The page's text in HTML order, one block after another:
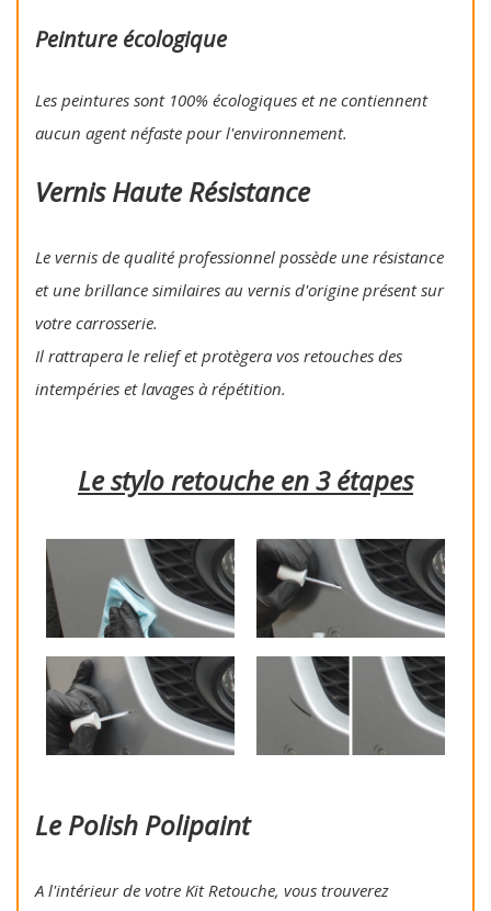
Peinture écologique
Les peintures sont 100% écologiques et ne contiennent
aucun agent néfaste pour l'environnement.
Vernis Haute Résistance
Le vernis de qualité professionnel possède une résistance
et une brillance similaires au vernis d'origine présent sur
votre carrosserie.
Il rattrapera le relief et protègera vos retouches des
intempéries et lavages à répétition.
Le stylo retouche en 3 étapes
Le Polish Polipaint
A l'intérieur de votre Kit Retouche, vous trouverez